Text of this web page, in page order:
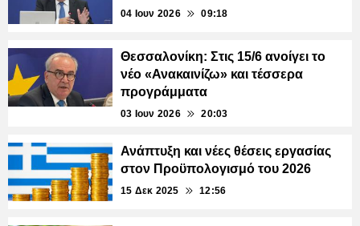
04 Ιουν 2026 09:18
Θεσσαλονίκη: Στις 15/6 ανοίγει το
νέο «Ανακαινίζω» και τέσσερα
προγράμματα
03 Ιουν 2026 20:03
Ανάπτυξη και νέες θέσεις εργασίας
στον Προϋπολογισμό του 2026
15 Δεκ 2025 12:56